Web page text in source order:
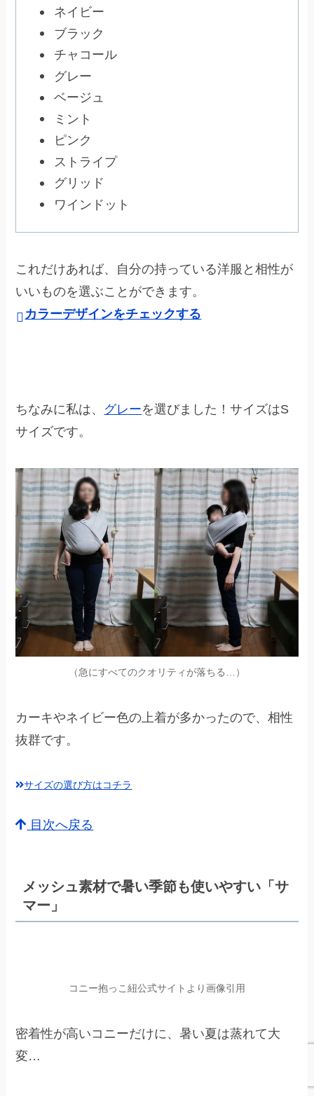
ネイビー
ブラック
チャコール
グレー
ベージュ
ミント
ピンク
ストライプ
グリッド
ワインドット
これだけあれば、自分の持っている洋服と相性が
いいものを選ぶことができます。
カラーデザインをチェックする
ちなみに私は、 グレーを選びました！サイズはS
サイズです。
（急にすべてのクオリティが落ちる…）
カーキやネイビー色の上着が多かったので、相性
抜群です。
サイズの選び方はコチラ
目次へ戻る
メッシュ素材で暑い季節も使いやすい「サ
マー」
コニー抱っこ紐公式サイトより画像引用
密着性が高いコニーだけに、暑い夏は蒸れて大
変…